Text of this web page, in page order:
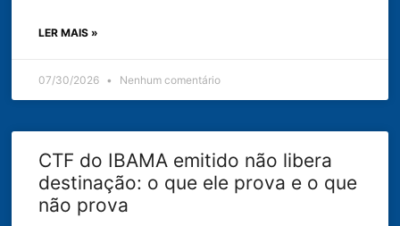
LER MAIS »
07/30/2026 Nenhum comentário
CTF do IBAMA emitido não libera
destinação: o que ele prova e o que
não prova